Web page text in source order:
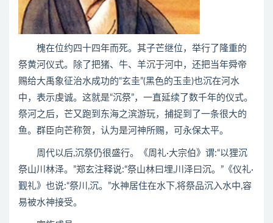
槐在位约四十四年而死。其子芒继位，举行了隆重的
祭黄河仪式。除了把猪、牛、羊沉于河中，还把当年舜帝
赐给大禹象征治水成功的“玄圭”(黑色的玉圭)也沉在河水
中，表示虔诚。这就是“沉祭”，一直延续了数千年的仪式。
祭河之后，芒又跑到东海之滨游玩，捕捉到了一条很大的
鱼。群臣向芒称贺，认为是河神所赐，可永保太平。
周代以后,沉祭仍很盛行。《周礼·大宗伯》谓:“以狸沉
祭山川林泽。”郑玄注释说:“祭山林曰埋,川泽曰沉。”《仪礼·
觐礼》也说:“祭川,沉。”水神居住在水下,将祭品沉入水中,容
易被水神接受。